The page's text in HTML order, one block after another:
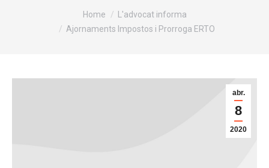
Home
L'advocat informa
Ajornaments Impostos i Prorroga ERTO
abr.
8
2020